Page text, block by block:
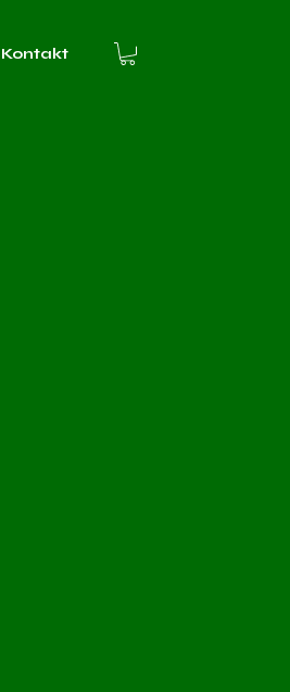
Kontakt